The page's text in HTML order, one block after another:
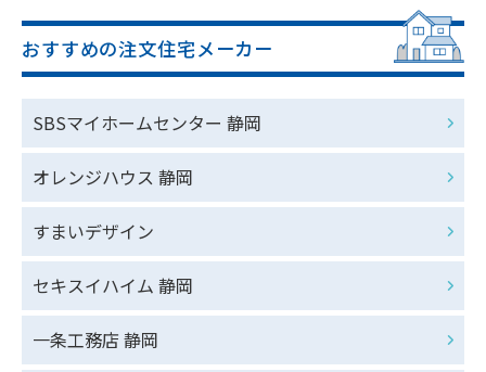
おすすめの注文住宅メーカー
SBSマイホームセンター 静岡
オレンジハウス 静岡
すまいデザイン
セキスイハイム 静岡
一条工務店 静岡